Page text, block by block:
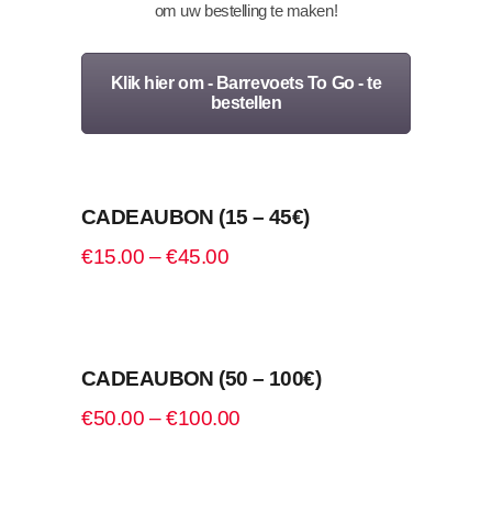
om uw bestelling te maken!
Klik hier om - Barrevoets To Go - te
bestellen
CADEAUBON (15 – 45€)
€15.00 –€45.00
CADEAUBON (50 – 100€)
€50.00 –€100.00